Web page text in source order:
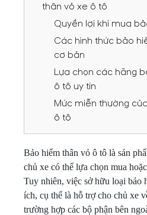
thân vỏ xe ô tô
Quyền lợi khi mua
Các hình thức bảo
cơ bản
Lựa chọn các hãng
ô tô uy tín
Mức miễn thường
ô tô
Bảo hiểm thân vỏ ô tô là sản
chủ xe có thể lựa chọn mua
Tuy nhiên, việc sở hữu loại bảo
ích, cụ thể là hỗ trợ cho chủ xe
trường hợp các bộ phận bên